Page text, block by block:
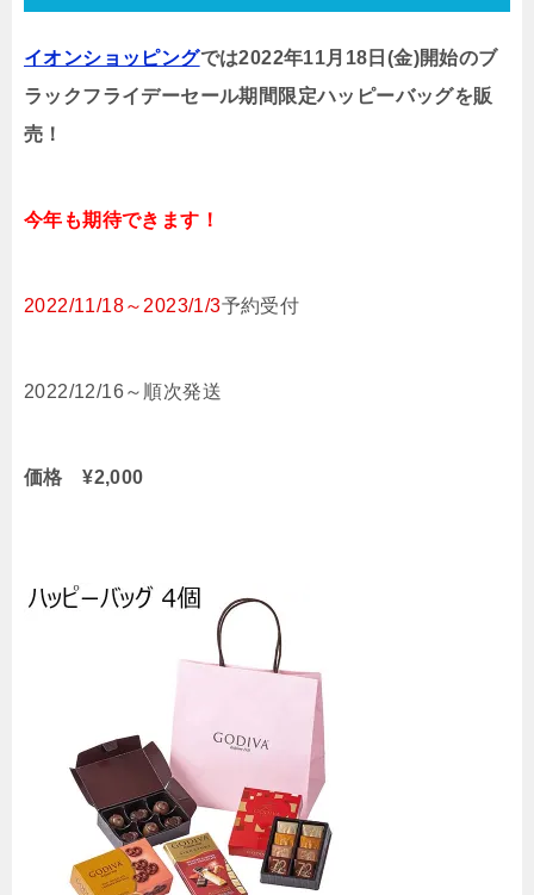
イオンショッピングでは2022年11月18日(金)開始のブ
ラックフライデーセール期間限定ハッピーバッグを販
売！
今年も期待できます！
2022/11/18～2023/1/3予約受付
2022/12/16～順次発送
価格 ¥2,000